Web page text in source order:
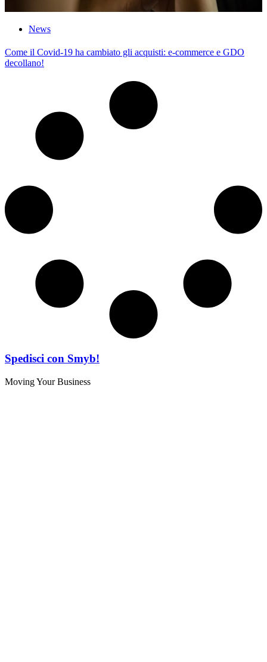
News
Come il Covid-19 ha cambiato gli acquisti: e-commerce e GDO
decollano!
Spedisci con Smyb!
Moving Your Business